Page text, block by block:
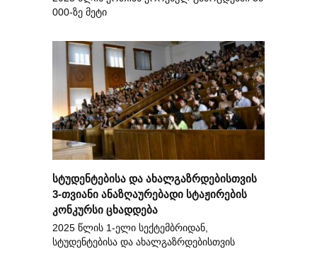
000-ზე მეტი
სტუდენტებისა და ახალგაზრდებისთვის
3-თვიანი ანაზღაურებადი სტაჟირების
კონკურსი ცხადდება
2025 წლის 1-ელი სექტემბრიდან,
სტუდენტებისა და ახალგაზრდებისთვის